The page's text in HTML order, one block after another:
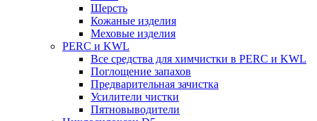
Шерсть
Кожаные изделия
Меховые изделия
PERC и KWL
Все средства для химчистки в PERC и KWL
Поглощение запахов
Предварительная зачистка
Усилители чистки
Пятновыводители